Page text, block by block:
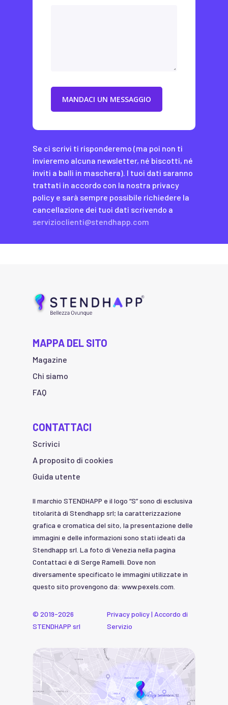
Se ci scrivi ti risponderemo (ma poi non ti
invieremo alcuna newsletter, né biscotti, né
inviti a balli in maschera). I tuoi dati saranno
trattati in accordo con la nostra privacy
policy e sarà sempre possibile richiedere la
cancellazione dei tuoi dati scrivendo a
servizioclienti@stendhapp.com
MAPPA DEL SITO
Magazine
Chi siamo
FAQ
CONTATTACI
Scrivici
A proposito di cookies
Guida utente
Il marchio STENDHAPP e il logo “S” sono di esclusiva
titolarità di Stendhapp srl; la caratterizzazione
grafica e cromatica del sito, la presentazione delle
immagini e delle informazioni sono stati ideati da
Stendhapp srl. La foto di Venezia nella pagina
Contattaci è di Serge Ramelli. Dove non
diversamente specificato le immagini utilizzate in
questo sito provengono da: www.pexels.com.
© 2019-2026
STENDHAPP srl
Privacy policy| Accordo di
Servizio